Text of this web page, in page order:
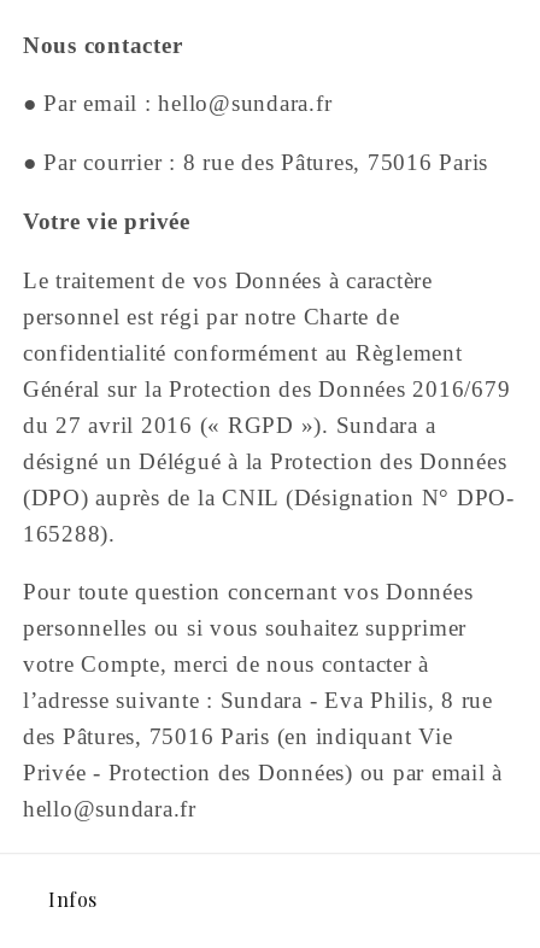
Nous contacter
● Par email : hello@sundara.fr
● Par courrier : 8 rue des Pâtures, 75016 Paris
Votre vie privée
Le traitement de vos Données à caractère
personnel est régi par notre Charte de
confidentialité conformément au Règlement
Général sur la Protection des Données 2016/679
du 27 avril 2016 (« RGPD »). Sundara a
désigné un Délégué à la Protection des Données
(DPO) auprès de la CNIL (Désignation N° DPO-
165288).
Pour toute question concernant vos Données
personnelles ou si vous souhaitez supprimer
votre Compte, merci de nous contacter à
l’adresse suivante : Sundara - Eva Philis, 8 rue
des Pâtures, 75016 Paris (en indiquant Vie
Privée - Protection des Données) ou par email à
hello@sundara.fr
Infos